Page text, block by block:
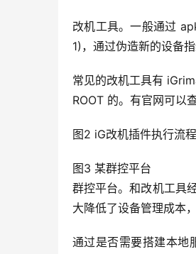
改机工具。一般通过
1)，通过伪造新的设备
常见的改机工具有
ROOT 的。有官网可以
图2 iG改机插件执行流程
图3 某群控平台
群控平台。和改机工具
大降低了设备管理成本
通过是否需要搭建本地